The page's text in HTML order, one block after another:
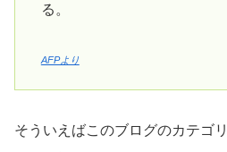
る。
AFPより
そういえばこのブログのカテゴ